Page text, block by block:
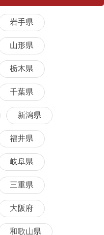
岩手県
山形県
栃木県
千葉県
新潟県
福井県
岐阜県
三重県
大阪府
和歌山県